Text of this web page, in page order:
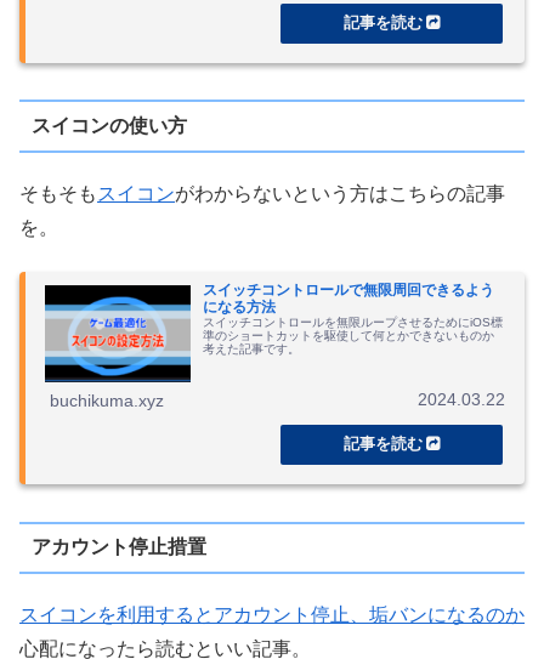
スイコンの使い方
そもそも スイコンがわからないという方はこちらの記事
を。
スイッチコントロールで無限周回できるよう
になる方法
スイッチコントロールを無限ループさせるためにiOS標
準のショートカットを駆使して何とかできないものか
考えた記事です。
buchikuma.xyz 2024.03.22
アカウント停止措置
スイコンを利用するとアカウント停止、垢バンになるのか
心配になったら読むといい記事。